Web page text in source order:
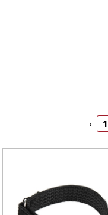
‹ 1